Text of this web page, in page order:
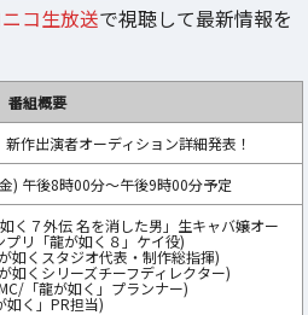
コ生放送で視聴して最新情報を
番組概要
新作出演者オーディション詳細発表！
) 午後8時00分～午後9時00分予定
く７外伝 名を消した男」生キャバ嬢オー
プリ「龍が如く８」ケイ役)
如くスタジオ代表・制作総指揮)
如くシリーズチーフディレクター)
「龍が如く」プランナー)
如く」PR担当)